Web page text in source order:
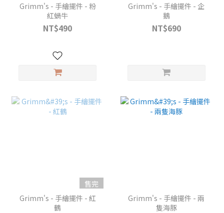
Grimm's - 手繪擺件 - 粉
紅蝸牛
NT$490
Grimm's - 手繪擺件 - 企
鵝
NT$690
售完
Grimm's - 手繪擺件 - 紅
鶴
Grimm's - 手繪擺件 - 兩
隻海豚